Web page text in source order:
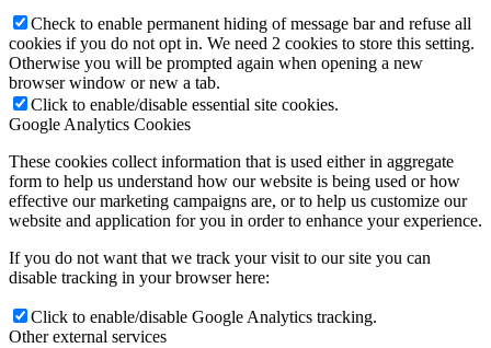
Check to enable permanent hiding of message bar and refuse all
cookies if you do not opt in. We need 2 cookies to store this setting.
Otherwise you will be prompted again when opening a new
browser window or new a tab.
Click to enable/disable essential site cookies.
Google Analytics Cookies
These cookies collect information that is used either in aggregate
form to help us understand how our website is being used or how
effective our marketing campaigns are, or to help us customize our
website and application for you in order to enhance your experience.
If you do not want that we track your visit to our site you can
disable tracking in your browser here:
Click to enable/disable Google Analytics tracking.
Other external services